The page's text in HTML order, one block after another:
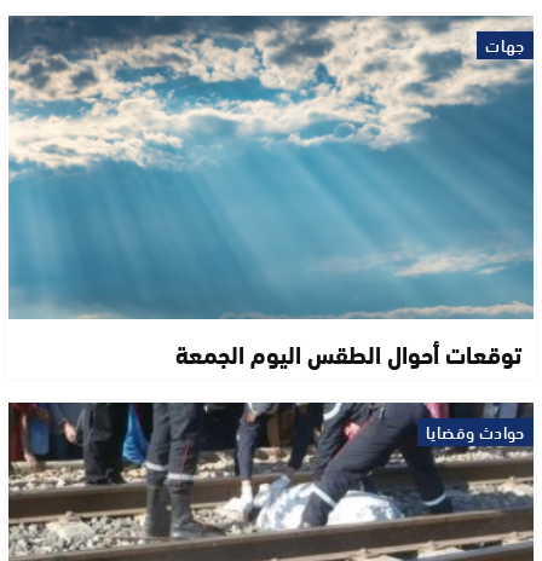
جهات
توقعات أحوال الطقس اليوم الجمعة
حوادث وقضايا